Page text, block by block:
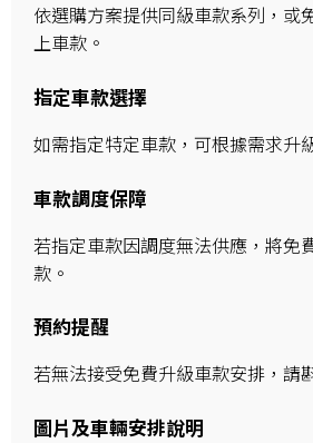
依選購方案提供同級車款系列，或
上車款。
指定車款選擇
如需指定特定車款，可根據需求升
車款調度保障
若指定車款因調度無法供應，將免
款。
預約提醒
若無法接受免費升級車款安排，請
圖片及車輛安排說明